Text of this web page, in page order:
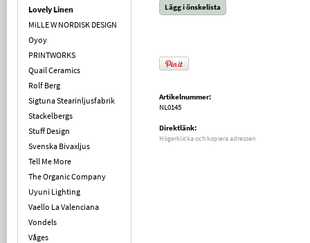
Lovely Linen
MiLLE W NORDISK DESIGN
Oyoy
PRINTWORKS
Quail Ceramics
Rolf Berg
Sigtuna Stearinljusfabrik
Stackelbergs
Stuff Design
Svenska Bivaxljus
Tell Me More
The Organic Company
Uyuni Lighting
Vaello La Valenciana
Vondels
Våges
Lägg i önskelista
Artikelnummer:
NL0145
Direktlänk:
Högerklicka och kopiera adressen